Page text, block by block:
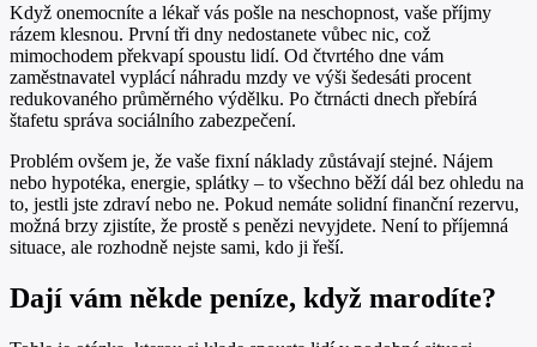
Když onemocníte a lékař vás pošle na neschopnost, vaše příjmy
rázem klesnou. První tři dny nedostanete vůbec nic, což
mimochodem překvapí spoustu lidí. Od čtvrtého dne vám
zaměstnavatel vyplácí náhradu mzdy ve výši šedesáti procent
redukovaného průměrného výdělku. Po čtrnácti dnech přebírá
štafetu správa sociálního zabezpečení.
Problém ovšem je, že vaše fixní náklady zůstávají stejné. Nájem
nebo hypotéka, energie, splátky – to všechno běží dál bez ohledu na
to, jestli jste zdraví nebo ne. Pokud nemáte solidní finanční rezervu,
možná brzy zjistíte, že prostě s penězi nevyjdete. Není to příjemná
situace, ale rozhodně nejste sami, kdo ji řeší.
Dají vám někde peníze, když marodíte?